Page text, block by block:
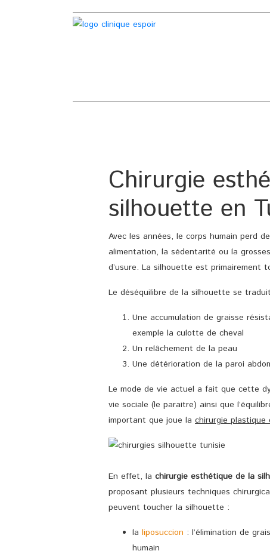
Chirurgie
silhouette en
Avec les années, le corps humain perd
alimentation, la sédentarité ou la
d’usure. La silhouette est primairement
Le déséquilibre de la silhouette se
Une accumulation de graisse
exemple la culotte de cheval
Un relâchement de la peau
Une détérioration de la paroi
Le mode de vie actuel a fait que cette
vie sociale (le paraitre) ainsi que
important que joue la chirurgie plastique
En effet, la chirurgie esthétique de la
proposant plusieurs techniques
peuvent toucher la silhouette :
la liposuccion : l’élimination de
humain